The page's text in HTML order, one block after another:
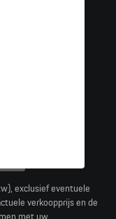
exclusief eventuele
verkoopprijs en de
met uw